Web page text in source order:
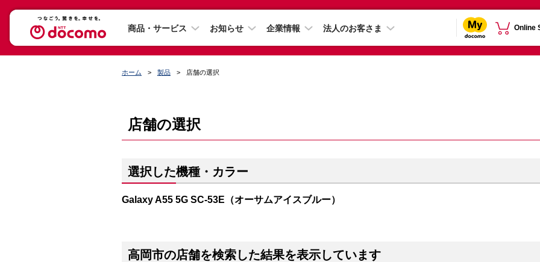
商品・サービス お知らせ 企業情報 法人のお客さま Online
ホーム 製品 店舗の選択
店舗の選択
選択した機種・カラー
Galaxy A55 5G SC-53E（オーサムアイスブルー）
高岡市の店舗を検索した結果を表示しています